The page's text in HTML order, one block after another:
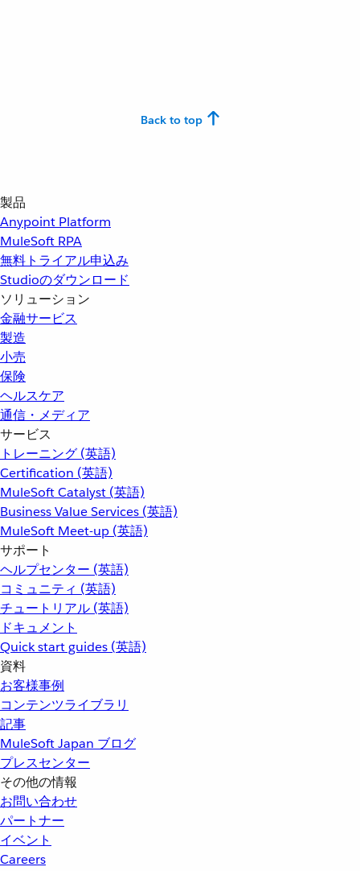
Back to top
製品
Anypoint Platform
MuleSoft RPA
無料トライアル申込み
Studioのダウンロード
ソリューション
金融サービス
製造
小売
保険
ヘルスケア
通信・メディア
サービス
トレーニング (英語)
Certification (英語)
MuleSoft Catalyst (英語)
Business Value Services (英語)
MuleSoft Meet-up (英語)
サポート
ヘルプセンター (英語)
コミュニティ (英語)
チュートリアル (英語)
ドキュメント
Quick start guides (英語)
資料
お客様事例
コンテンツライブラリ
記事
MuleSoft Japan ブログ
プレスセンター
その他の情報
お問い合わせ
パートナー
イベント
Careers